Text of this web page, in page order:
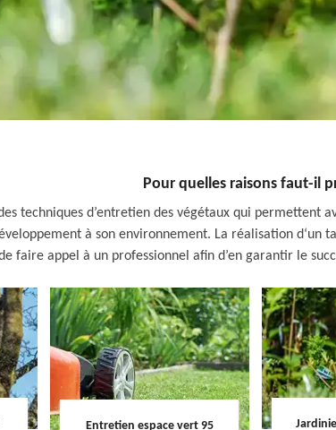
Pour quelles raisons faut-il
techniques d’entretien des végétaux qui
à son environnement. La réalisation
faire appel à un professionnel afin d’en garantir le
Entretien espace vert 95